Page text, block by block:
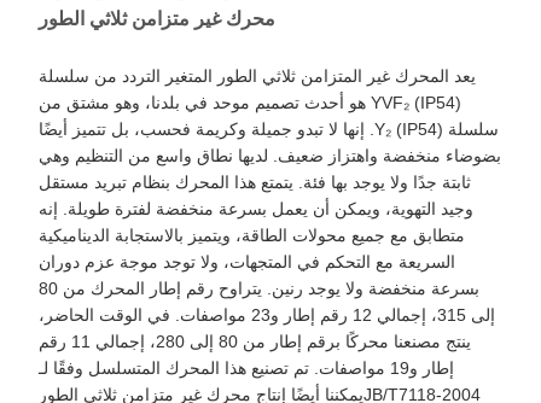
محرك غير متزامن ثلاثي الطور
يعد المحرك غير المتزامن ثلاثي الطور المتغير التردد من سلسلة
YVF₂ (IP54) هو أحدث تصميم موحد في بلدنا، وهو مشتق من
سلسلة Y₂ (IP54). إنها لا تبدو جميلة وكريمة فحسب، بل تتميز أيضًا
بضوضاء منخفضة واهتزاز ضعيف. لديها نطاق واسع من التنظيم وهي
ثابتة جدًا ولا يوجد بها فئة. يتمتع هذا المحرك بنظام تبريد مستقل
وجيد التهوية، ويمكن أن يعمل بسرعة منخفضة لفترة طويلة. إنه
متطابق مع جميع محولات الطاقة، ويتميز بالاستجابة الديناميكية
السريعة مع التحكم في المتجهات، ولا توجد موجة عزم دوران
بسرعة منخفضة ولا يوجد رنين. يتراوح رقم إطار المحرك من 80
إلى 315، إجمالي 12 رقم إطار و23 مواصفات. في الوقت الحاضر،
ينتج مصنعنا محركًا برقم إطار من 80 إلى 280، إجمالي 11 رقم
إطار و19 مواصفات. تم تصنيع هذا المحرك المتسلسل وفقًا لـ
JB/T7118-2004يمكننا أيضًا إنتاج محرك غير متزامن ثلاثي الطور